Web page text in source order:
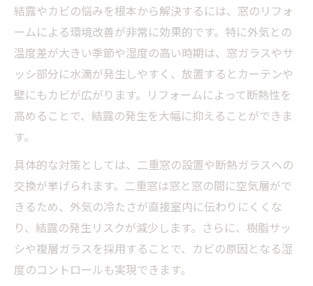
窓リフォームで結露がひどい原因から対策
へ
カビを防ぐ窓リフォームの実践ポイント
リフォームと結露防止グッズの併用効果は
結露防止アイデアを活かすリフォーム方法
術
窓リフォームと簡単対策の効果を比較
リフォームと結露防止シートの違いを検証
二重窓リフォームと防止グッズの効果比較
リフォームと賃貸での簡単対策の実力差
結露がすごい部屋もリフォームで変わる理
結露やカビの悩みを根本から解決するには、窓のリフォ
ームによる環境改善が非常に効果的です。特に外気との
温度差が大きい季節や湿度の高い時期は、窓ガラスやサ
ッシ部分に水滴が発生しやすく、放置するとカーテンや
壁にもカビが広がります。リフォームによって断熱性を
高めることで、結露の発生を大幅に抑えることができま
す。
具体的な対策としては、二重窓の設置や断熱ガラスへの
交換が挙げられます。二重窓は窓と窓の間に空気層がで
きるため、外気の冷たさが直接室内に伝わりにくくな
り、結露の発生リスクが減少します。さらに、樹脂サッ
シや複層ガラスを採用することで、カビの原因となる湿
度のコントロールも実現できます。